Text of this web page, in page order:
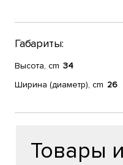
Габариты:
Высота, cm 34
Ширина (диаметр), cm 26
Товары